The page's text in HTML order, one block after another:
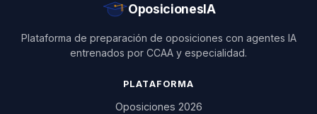
OposicionesIA
Plataforma de preparación de oposiciones con agentes IA
entrenados por CCAA y especialidad.
PLATAFORMA
Oposiciones 2026